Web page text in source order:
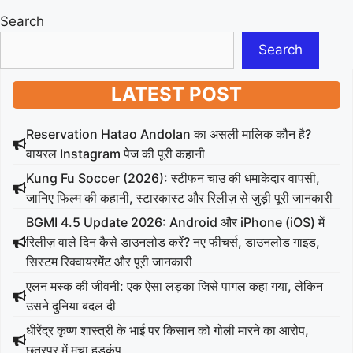
Search
Search
LATEST POST
Reservation Hatao Andolan का असली मालिक कौन है?
वायरल Instagram पेज की पूरी कहानी
Kung Fu Soccer (2026): स्टीफन चाउ की धमाकेदार वापसी,
जानिए फिल्म की कहानी, स्टारकास्ट और रिलीज़ से जुड़ी पूरी जानकारी
BGMI 4.5 Update 2026: Android और iPhone (iOS) में
रिलीज़ वाले दिन कैसे डाउनलोड करें? नए फीचर्स, डाउनलोड गाइड,
सिस्टम रिक्वायरमेंट और पूरी जानकारी
एलन मस्क की जीवनी: एक ऐसा लड़का जिसे पागल कहा गया, लेकिन
उसने दुनिया बदल दी
धीरेंद्र कृष्ण शास्त्री के भाई पर किसान को गोली मारने का आरोप,
छतरपुर में मचा हड़कंप